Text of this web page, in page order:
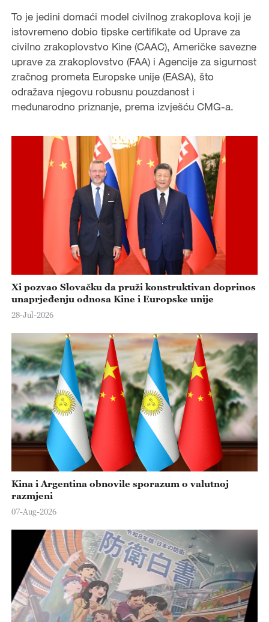
To je jedini domaći model civilnog zrakoplova koji je
istovremeno dobio tipske certifikate od Uprave za
civilno zrakoplovstvo Kine (CAAC), Američke savezne
uprave za zrakoplovstvo (FAA) i Agencije za sigurnost
zračnog prometa Europske unije (EASA), što
odražava njegovu robusnu pouzdanost i
međunarodno priznanje, prema izvješću CMG-a.
Xi pozvao Slovačku da pruži konstruktivan doprinos
unaprjeđenju odnosa Kine i Europske unije
28-Jul-2026
Kina i Argentina obnovile sporazum o valutnoj
razmjeni
07-Aug-2026